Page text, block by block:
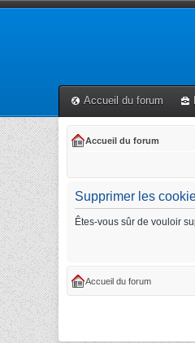
Accueil du forum
Accueil du forum
Supprimer les
Êtes-vous sûr de vouloir
Accueil du forum